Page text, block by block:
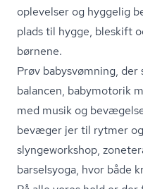
oplevelser og hyggelig
plads til hygge, bleskift
børnene.
Prøv babysvømning,
balancen, babymotorik
med musik og
bevæger jer til rytmer og
slyngeworkshop,
barselsyoga, hvor både